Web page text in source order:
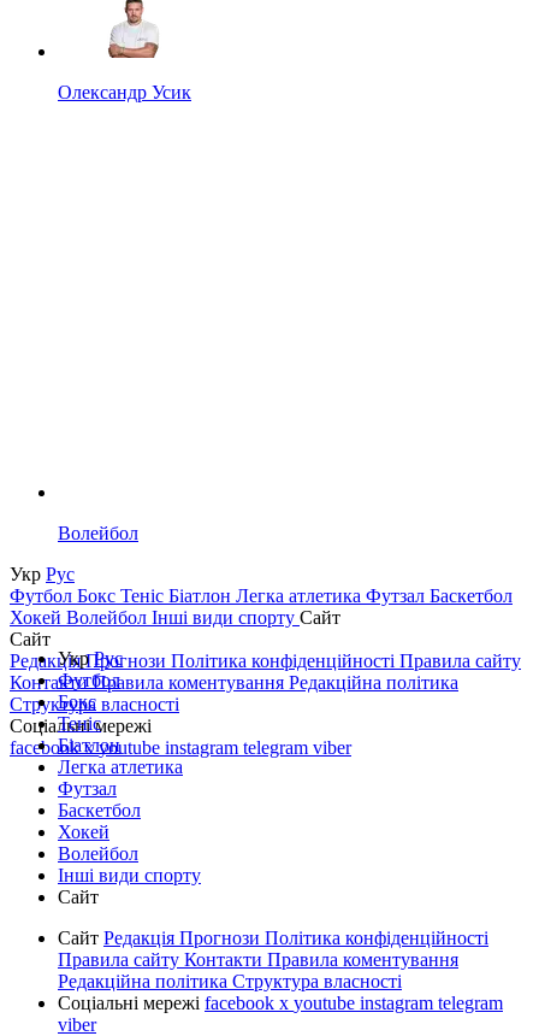
Олександр Усик
Волейбол
Укр Рус
Футбол Бокс Теніс Біатлон Легка атлетика Футзал Баскетбол
Хокей Волейбол Інші види спорту Сайт
Сайт
РедакціяПрогнози Політика конфіденційності Правила сайту
КонтактиПравила коментування Редакційна політика
Структура власності
Соціальні мережі
facebookxyoutube instagram telegram viber
УкрРус
Футбол
Бокс
Теніс
Біатлон
Легка атлетика
Футзал
Баскетбол
Хокей
Волейбол
Інші види спорту
Сайт
Сайт Редакція Прогнози Політика конфіденційності
Правила сайту Контакти Правила коментування
Редакційна політика Структура власності
Соціальні мережі facebook x youtube instagram telegram
viber